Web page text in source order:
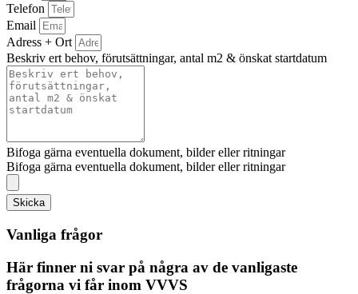
Telefon
Email
Adress + Ort
Beskriv ert behov, förutsättningar, antal m2 & önskat startdatum
Bifoga gärna eventuella dokument, bilder eller ritningar
Bifoga gärna eventuella dokument, bilder eller ritningar
Skicka
Vanliga frågor
Här finner ni svar på några av de vanligaste
frågorna vi får inom VVVS